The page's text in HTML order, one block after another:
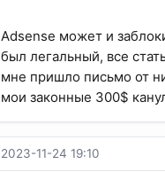
Adsense может и
был легальный, все
мне пришло письмо от
мои законные 300$
2023-11-24 19:10